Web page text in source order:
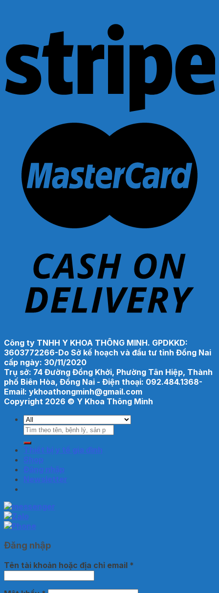
Công ty TNHH Y KHOA THÔNG MINH. GPDKKD:
3603772266-Do Sở kế hoạch và đầu tư tỉnh Đồng Nai
cấp ngày: 30/11/2020
Trụ sở: 74 Đường Đồng Khởi, Phường Tân Hiệp, Thành
phố Biên Hòa, Đồng Nai - Điện thoại: 092.484.1368-
Email: ykhoathongminh@gmail.com
Copyright 2026 © Y Khoa Thông Minh
Tìm
kiếm:
Thiết bị y tế gia đình
Shop
Đăng nhập
Newsletter
Đăng nhập
Tên tài khoản hoặc địa chỉ email *